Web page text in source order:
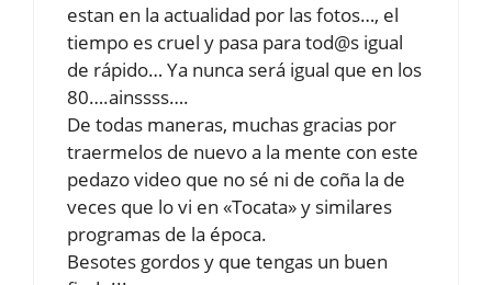
estan en la actualidad por las fotos…, el
tiempo es cruel y pasa para tod@s igual
de rápido… Ya nunca será igual que en los
80….ainssss….
De todas maneras, muchas gracias por
traermelos de nuevo a la mente con este
pedazo video que no sé ni de coña la de
veces que lo vi en «Tocata» y similares
programas de la época.
Besotes gordos y que tengas un buen